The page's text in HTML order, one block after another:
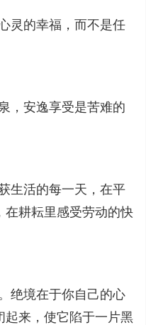
的幸福，而不是任
安逸享受是苦难的
活的每一天，在平
在耕耘里感受劳动的快
境在于你自己的心
起来，使它陷于一片黑